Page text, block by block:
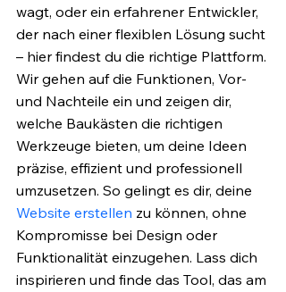
wagt, oder ein erfahrener Entwickler,
der nach einer flexiblen Lösung sucht
– hier findest du die richtige Plattform.
Wir gehen auf die Funktionen, Vor-
und Nachteile ein und zeigen dir,
welche Baukästen die richtigen
Werkzeuge bieten, um deine Ideen
präzise, effizient und professionell
umzusetzen. So gelingt es dir, deine
Website erstellen zu können, ohne
Kompromisse bei Design oder
Funktionalität einzugehen. Lass dich
inspirieren und finde das Tool, das am